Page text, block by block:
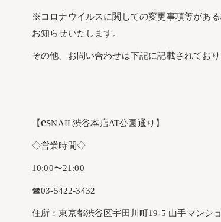
※コロナウイルスに関しての変更事項等があ
お知らせいたします。
その他、お問い合わせは下記に記載されてお
【esNAIL渋谷本店AT公園通り】
◇営業時間◇
10:00〜21:00
☎︎03-5422-3432
住所：東京都渋谷区宇田川町19-5 山手マンシ